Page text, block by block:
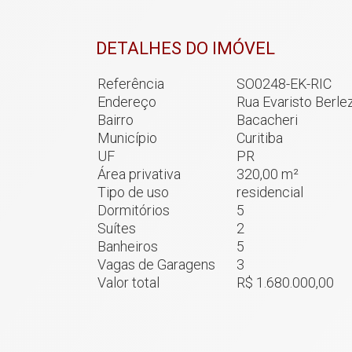
DETALHES DO IMÓVEL
Referência
SO0248-EK-RIC
Endereço
Rua Evaristo
Bairro
Bacacheri
Município
Curitiba
UF
PR
Área privativa
320,00 m²
Tipo de uso
residencial
Dormitórios
5
Suítes
2
Banheiros
5
Vagas de Garagens
3
Valor total
R$ 1.680.000,00